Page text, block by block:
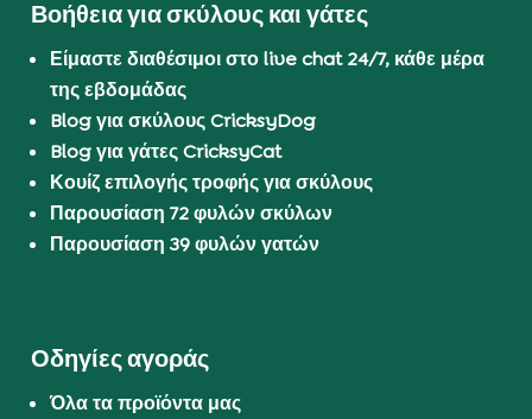
Βοήθεια για σκύλους και γάτες
Είμαστε διαθέσιμοι στο live chat 24/7, κάθε μέρα
της εβδομάδας
Blog για σκύλους CricksyDog
Blog για γάτες CricksyCat
Κουίζ επιλογής τροφής για σκύλους
Παρουσίαση 72 φυλών σκύλων
Παρουσίαση 39 φυλών γατών
Οδηγίες αγοράς
Όλα τα προϊόντα μας